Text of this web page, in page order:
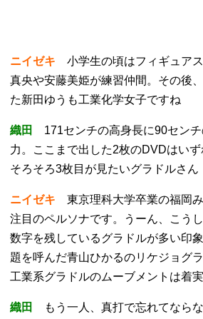
ニイゼキ 小学生の頃はフィギュア
真央や安藤美姫が練習仲間。その後
た新田ゆうも工業化学女子ですね
織田
171センチの高身長に90セン
力。ここまで出した2枚のDVDはいず
そろそろ3枚目が見たいグラドルさん
ニイゼキ 東京理科大学卒業の福岡
注目のペルソナです。うーん、こう
数字を残しているグラドルが多い印
題を呼んだ青山ひかるのリケジョグ
工業系グラドルのムーブメントは着
織田
もう一人、真打で忘れてなら